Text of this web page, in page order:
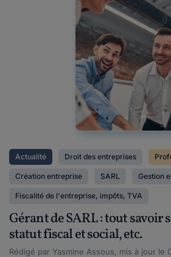
Actualité Droit des entreprises
Création entreprise SARL Gestion
Fiscalité de l'entreprise, impôts, TVA
Gérant de SARL : tout savoir
statut fiscal et social, etc.
Rédigé par Yasmine Assous, mis à jour le